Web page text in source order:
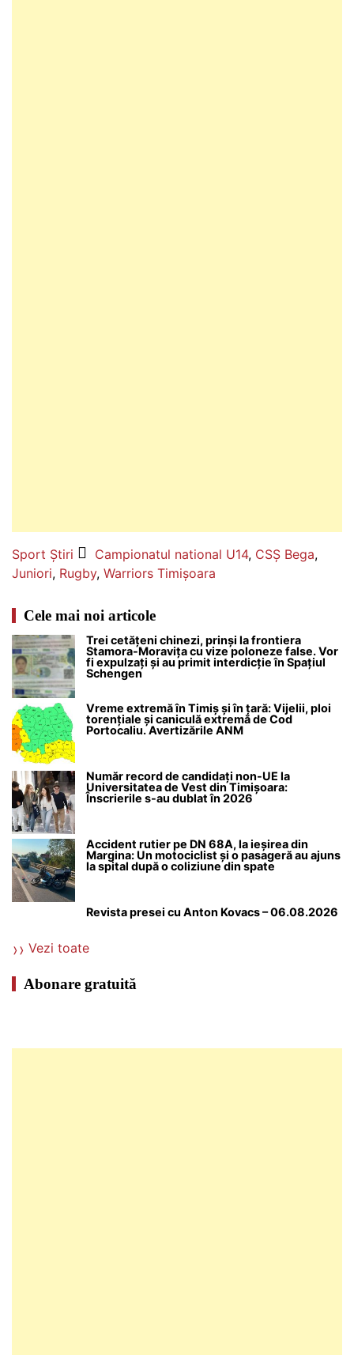
Sport Știri Campionatul national U14, CSȘ Bega,
Juniori, Rugby, Warriors Timișoara
Cele mai noi articole
Trei cetățeni chinezi, prinși la frontiera
Stamora-Moravița cu vize poloneze false. Vor
fi expulzați și au primit interdicție în Spațiul
Schengen
Vreme extremă în Timiș și în țară: Vijelii, ploi
torențiale și caniculă extremă de Cod
Portocaliu. Avertizările ANM
Număr record de candidați non-UE la
Universitatea de Vest din Timișoara:
Înscrierile s-au dublat în 2026
Accident rutier pe DN 68A, la ieșirea din
Margina: Un motociclist și o pasageră au ajuns
la spital după o coliziune din spate
Revista presei cu Anton Kovacs – 06.08.2026
Vezi toate
Abonare gratuită